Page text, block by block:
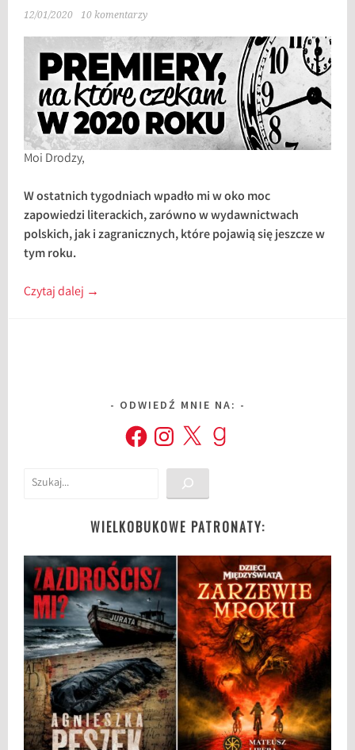
12/01/2020 10 komentarzy
Moi Drodzy,
W ostatnich tygodniach wpadło mi w oko moc
zapowiedzi literackich, zarówno w wydawnictwach
polskich, jak i zagranicznych, które pojawią się jeszcze w
tym roku.
Czytaj dalej →
ODWIEDŹ MNIE NA:
FacebookInstagram
X Goodreads
Szukaj
WIELKOBUKOWE PATRONATY: